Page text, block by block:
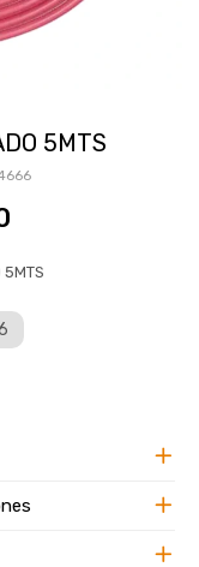
5MTS
5MTS